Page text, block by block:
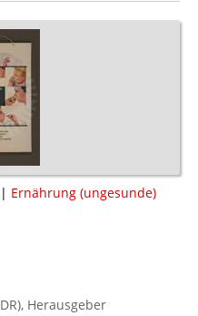
| Ernährung (ungesunde)
Herausgeber